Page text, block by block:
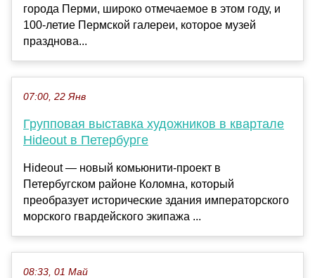
города Перми, широко отмечаемое в этом году, и
100-летие Пермской галереи, которое музей
празднова...
07:00, 22 Янв
Групповая выставка художников в квартале
Hideout в Петербурге
Hideout — новый комьюнити-проект в
Петербугском районе Коломна, который
преобразует исторические здания императорского
морского гвардейского экипажа ...
08:33, 01 Май